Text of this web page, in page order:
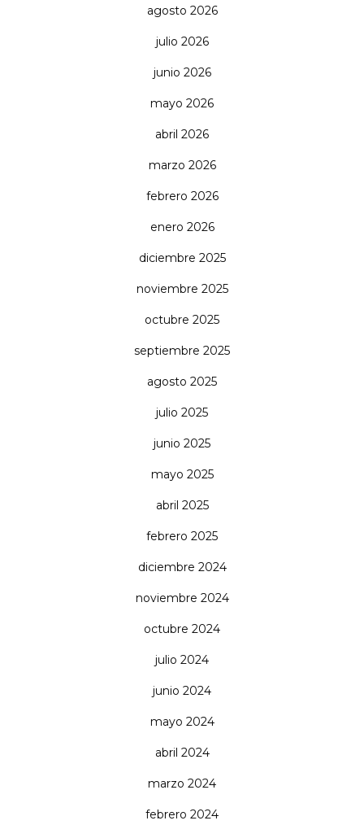
agosto 2026
julio 2026
junio 2026
mayo 2026
abril 2026
marzo 2026
febrero 2026
enero 2026
diciembre 2025
noviembre 2025
octubre 2025
septiembre 2025
agosto 2025
julio 2025
junio 2025
mayo 2025
abril 2025
febrero 2025
diciembre 2024
noviembre 2024
octubre 2024
julio 2024
junio 2024
mayo 2024
abril 2024
marzo 2024
febrero 2024